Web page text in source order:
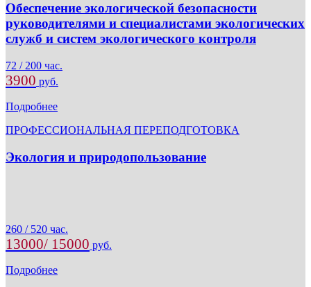
Обеспечение экологической безопасности
руководителями и специалистами экологических
служб и систем экологического контроля
72 / 200 час.
3900 руб.
Подробнее
ПРОФЕССИОНАЛЬНАЯ ПЕРЕПОДГОТОВКА
Экология и природопользование
260 / 520 час.
13000/ 15000 руб.
Подробнее